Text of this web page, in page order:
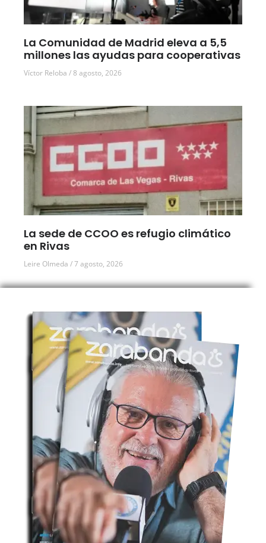
La Comunidad de Madrid eleva a 5,5
millones las ayudas para cooperativas
Víctor Reloba 8 agosto, 2026
La sede de CCOO es refugio climático
en Rivas
Leire Olmeda 7 agosto, 2026